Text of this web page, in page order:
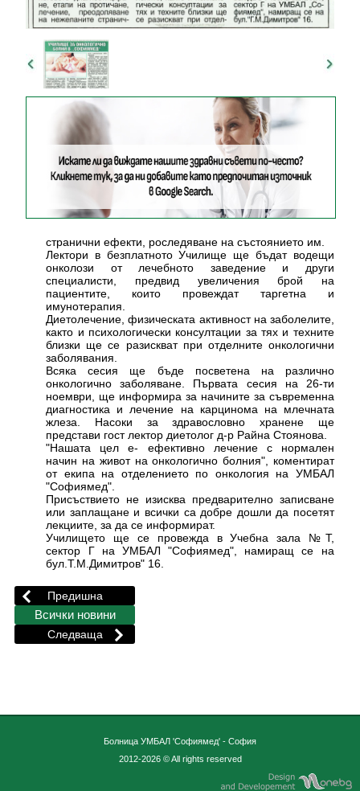
странични ефекти, роследяване на състоянието им.
Лектори в безплатното Училище ще бъдат водещи
онколози от лечебното заведение и други
специалисти, предвид увеличения брой на
пациентите, които провеждат таргетна и
имунотерапия.
Диетолечение, физическата активност на заболелите,
както и психологически консултации за тях и техните
близки ще се разискват при отделните онкологични
заболявания.
Всяка сесия ще бъде посветена на различно
онкологично заболяване. Първата сесия на 26-ти
ноември, ще информира за начините за съвременна
диагностика и лечение на карцинома на млечната
жлеза. Насоки за здравословно хранене ще
представи гост лектор диетолог д-р Райна Стоянова.
"Нашата цел е- ефективно лечение с нормален
начин на живот на онкологично болния", коментират
от екипа на отделението по онкология на УМБАЛ
"Софиямед".
Присъствието не изисква предварително записване
или заплащане и всички са добре дошли да посетят
лекциите, за да се информират.
Училището ще се провежда в Учебна зала №Т,
сектор Г на УМБАЛ "Софиямед", намиращ се на
бул.Т.М.Димитров" 16.
Болница УМБАЛ 'Софиямед' - София
2012-2026 © All rights reserved